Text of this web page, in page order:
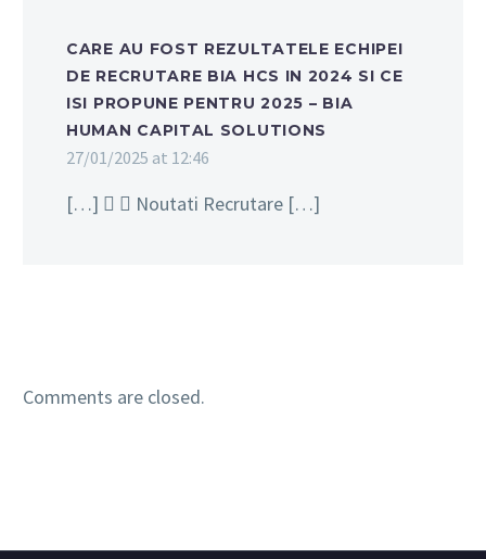
CARE AU FOST REZULTATELE ECHIPEI
DE RECRUTARE BIA HCS IN 2024 SI CE
ISI PROPUNE PENTRU 2025 – BIA
HUMAN CAPITAL SOLUTIONS
27/01/2025 at 12:46
[…]   Noutati Recrutare […]
Comments are closed.